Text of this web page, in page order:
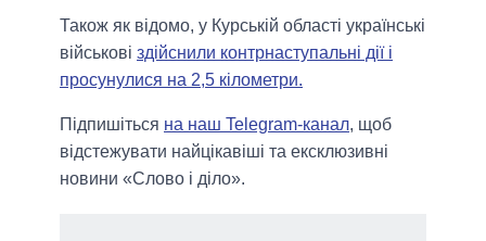
Також як вiдомо, у Курській області українські
військові здійснили контрнаступальні дії і
просунулися на 2,5 кілометри.
Підпишіться на наш Telegram-канал, щоб
відстежувати найцікавіші та ексклюзивні
новини «Слово і діло».